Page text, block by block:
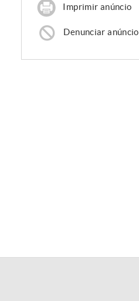
Imprimir anúncio
Denunciar anúncio